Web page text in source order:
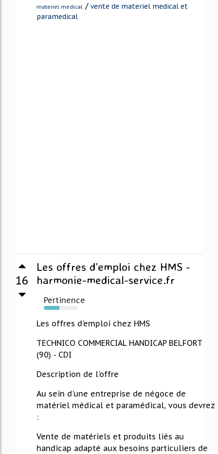
materiel medical / vente de materiel medical et
paramedical
16
Les offres d’emploi chez HMS -
harmonie-medical-service.fr
Pertinence
45%
Les offres d'emploi chez HMS
TECHNICO COMMERCIAL HANDICAP BELFORT
(90) - CDI
Description de l'offre
Au sein d'une entreprise de négoce de
matériel médical et paramédical, vous devrez
:
Vente de matériels et produits liés au
handicap adapté aux besoins particuliers de